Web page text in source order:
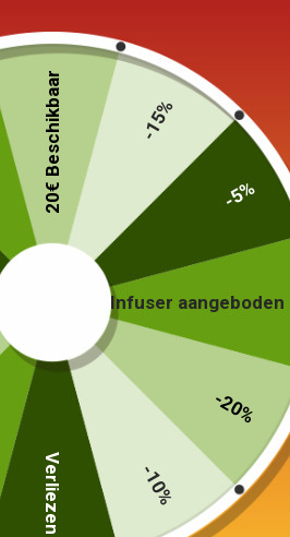
Theeservice
Zak 120ml
49,00 –65,00€
Infuser aangeboden
-20%
-10%
Verliezen
20€ Beschikbaar -15%
-5%